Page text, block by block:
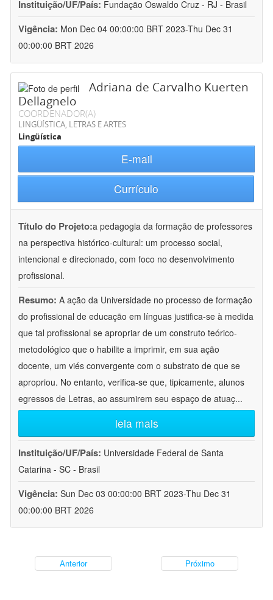
Instituição/UF/País: Fundação Oswaldo Cruz - RJ - Brasil
Vigência: Mon Dec 04 00:00:00 BRT 2023-Thu Dec 31
00:00:00 BRT 2026
Adriana de Carvalho Kuerten
Dellagnelo
COORDENADOR(A)
LINGÜÍSTICA, LETRAS E ARTES
Lingüística
E-mail
Currículo
Título do Projeto:a pedagogia da formação de professores
na perspectiva histórico-cultural: um processo social,
intencional e direcionado, com foco no desenvolvimento
profissional.
Resumo: A ação da Universidade no processo de formação
do profissional de educação em línguas justifica-se à medida
que tal profissional se apropriar de um construto teórico-
metodológico que o habilite a imprimir, em sua ação
docente, um viés convergente com o substrato de que se
apropriou. No entanto, verifica-se que, tipicamente, alunos
egressos de Letras, ao assumirem seu espaço de atuaç...
leia mais
Instituição/UF/País: Universidade Federal de Santa
Catarina - SC - Brasil
Vigência: Sun Dec 03 00:00:00 BRT 2023-Thu Dec 31
00:00:00 BRT 2026
Anterior Próximo